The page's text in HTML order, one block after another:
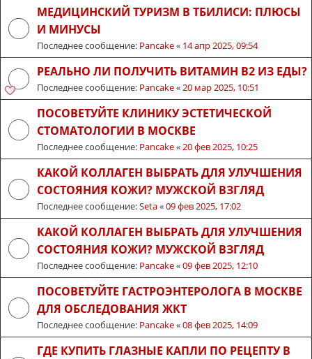
МЕДИЦИНСКИЙ ТУРИЗМ В ТБИЛИСИ: ПЛЮСЫ
И МИНУСЫ
Последнее сообщение: Pancake« 14 апр 2025, 09:54
РЕАЛЬНО ЛИ ПОЛУЧИТЬ ВИТАМИН B2 ИЗ ЕДЫ?
Последнее сообщение: Pancake« 20 мар 2025, 10:51
ПОСОВЕТУЙТЕ КЛИНИКУ ЭСТЕТИЧЕСКОЙ
СТОМАТОЛОГИИ В МОСКВЕ
Последнее сообщение: Pancake« 20 фев 2025, 10:25
КАКОЙ КОЛЛАГЕН ВЫБРАТЬ ДЛЯ УЛУЧШЕНИЯ
СОСТОЯНИЯ КОЖИ? МУЖСКОЙ ВЗГЛЯД
Последнее сообщение:Seta«09 фев 2025, 17:02
КАКОЙ КОЛЛАГЕН ВЫБРАТЬ ДЛЯ УЛУЧШЕНИЯ
СОСТОЯНИЯ КОЖИ? МУЖСКОЙ ВЗГЛЯД
Последнее сообщение: Pancake«09 фев 2025, 12:10
ПОСОВЕТУЙТЕ ГАСТРОЭНТЕРОЛОГА В МОСКВЕ
ДЛЯ ОБСЛЕДОВАНИЯ ЖКТ
Последнее сообщение: Pancake«08 фев 2025, 14:09
ГДЕ КУПИТЬ ГЛАЗНЫЕ КАПЛИ ПО РЕЦЕПТУ В